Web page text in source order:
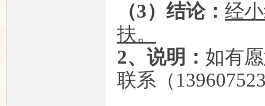
（3）结论： 经
扶。
2、 说明： 如有
联系（